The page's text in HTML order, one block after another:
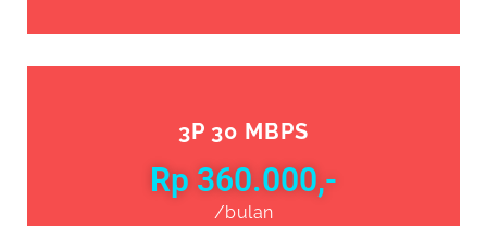
3P 30 MBPS
Rp 360.000,-
/bulan